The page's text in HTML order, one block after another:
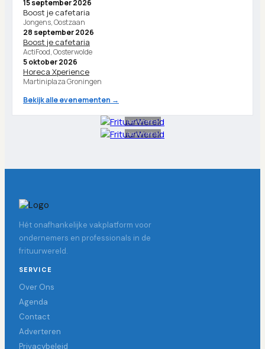
15 september 2026
Boost je cafetaria
Jongens, Oostzaan
28 september 2026
Boost je cafetaria
ActiFood, Oosterwolde
5 oktober 2026
Horeca Xperience
Martiniplaza Groningen
Bekijk alle evenementen →
Advertentie
Advertentie
Hét onafhankelijke vakplatform voor
ondernemers en professionals in de
frituurwereld.
SERVICE
Over Ons
Agenda
Contact
Adverteren
Privacybeleid